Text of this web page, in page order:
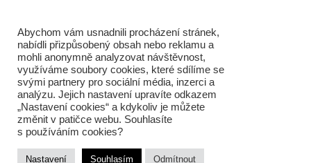
bezpečnost není jednorázová aktivita, ale
každodenní přístup, který začíná u každého z nás.
Safety Week se uskutečnil ve dnech 18.–22.
května napříč celou společností a byl zaměřený na
onboarding – bezpečné začlenění zaměstnanců,
dodavatelů i návštěvníků…
Abychom vám usnadnili procházení stránek,
nabídli přizpůsobený obsah nebo reklamu a
mohli anonymně analyzovat návštěvnost,
využíváme soubory cookies, které sdílíme se
svými partnery pro sociální média, inzerci a
analýzu. Jejich nastavení upravíte odkazem
„Nastavení cookies“ a kdykoliv je můžete
změnit v patičce webu. Souhlasíte
s používáním cookies?
Nastavení Souhlasím Odmítnout